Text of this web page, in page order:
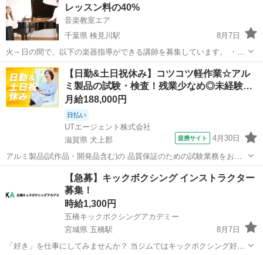
任）＞ 具体的に...レッスン料の40%
音楽教室エア
千葉県 検見川駅
8月7日
火～日の間で、以下の楽器指導ができる講師を募集しています。 ・木
管楽器（フルート、オーボエ、クラリネット、サックスなど） ・弦楽
器（ヴァイオリン、ヴィオラ、チェロ、コントラバスなど） ※上記以
外にも楽器指導が可能であれ...
千葉 千葉市 検見川駅 教育
【日勤&土日祝休み】コツコツ軽作業☆アル
ミ製品の試験・検査！残業少なめ◎未経験…
月給188,000円
日払い
UTエージェント株式会社
滋賀県 犬上郡
提携サイト 4月30日
アルミ製品(試作品・開発品含む)の 品質保証のための試験業務をお任
せします♪ ＜具体的には…？＞ ・アルミック容器完成品の凹みやキズ
の検査をする ・装置から出てきた製品に傷がないか確認する ・出来た
製品の個数を確認し梱包す...
その他
【急募】キックボクシング インストラクター
募集！
時給1,300円
五橋キックボクシングアカデミー
宮城県 五橋駅
8月7日
「好き」を仕事にしてみませんか？ 当ジムではキックボクシング好き